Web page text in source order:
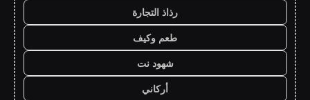
رذاذ التجارة
طعم وكيف
شهود نت
أركاني